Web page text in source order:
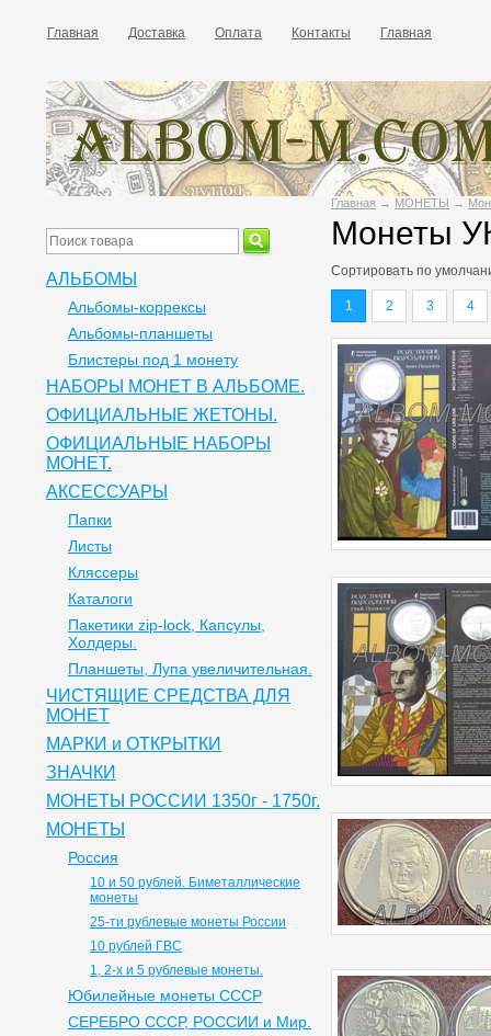
Главная Доставка Оплата Контакты Главная
Главная → МОНЕТЫ →
Монеты
Сортировать по
1 2 3 4
АЛЬБОМЫ
Альбомы-коррексы
Альбомы-планшеты
Блистеры под 1 монету
НАБОРЫ МОНЕТ В АЛЬБОМЕ.
ОФИЦИАЛЬНЫЕ ЖЕТОНЫ.
ОФИЦИАЛЬНЫЕ НАБОРЫ
МОНЕТ.
АКСЕССУАРЫ
Папки
Листы
Кляссеры
Каталоги
Пакетики zip-lock, Капсулы,
Холдеры.
Планшеты, Лупа увеличительная.
ЧИСТЯЩИЕ СРЕДСТВА ДЛЯ
МОНЕТ
МАРКИ и ОТКРЫТКИ
ЗНАЧКИ
МОНЕТЫ РОССИИ 1350г - 1750г.
МОНЕТЫ
Россия
10 и 50 рублей. Биметаллические
монеты
25-ти рублевые монеты России
10 рублей ГВС
1, 2-х и 5 рублевые монеты.
Юбилейные монеты СССР
СЕРЕБРО СССР, РОССИИ и Мир.